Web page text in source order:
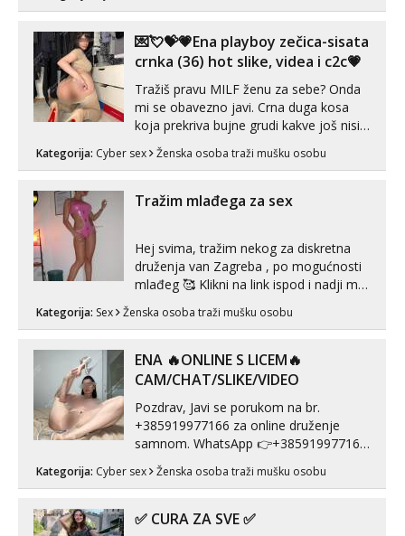
😉 Radim i vruća tipkanja uz slike i hot
line pozive. Za vas sam pripremila ...
💌💘💝💗Ena playboy zečica-sisata
crnka (36) hot slike, videa i c2c💗
Tražiš pravu MILF ženu za sebe? Onda
mi se obavezno javi. Crna duga kosa
koja prekriva bujne grudi kakve još nisi
vidio, čista ŠESTICA! A usne? O usnama
bolje da ni ne pričam. Prave pune usne
vjeruj mi, takve još nisi vidio. Uvijek sam
spremna za ONLOINE zabavu...
Kategorija: Cyber sex Ženska osoba traži mušku osobu
Tražim mlađega za sex
Hej svima, tražim nekog za diskretna
druženja van Zagreba , po mogućnosti
mlađeg 🥰 Klikni na link ispod i nadji me
Kategorija: Sex Ženska osoba traži mušku osobu
ENA 🔥ONLINE S LICEM🔥
CAM/CHAT/SLIKE/VIDEO
Pozdrav, Javi se porukom na br.
+385919977166 za online druženje
samnom. WhatsApp 👉+385919977166
Telegram 👉@enafriedrichkis Radim
videopozive s licem, solo i s partnerom,
kombinacije halteri, haljine, štikle,
Kategorija: Cyber sex Ženska osoba traži mušku osobu
✅ CURA ZA SVE ✅